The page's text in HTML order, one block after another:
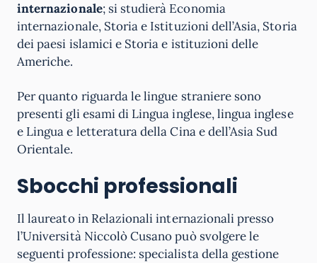
internazionale; si studierà Economia
internazionale, Storia e Istituzioni dell’Asia, Storia
dei paesi islamici e Storia e istituzioni delle
Americhe.
Per quanto riguarda le lingue straniere sono
presenti gli esami di Lingua inglese, lingua inglese
e Lingua e letteratura della Cina e dell’Asia Sud
Orientale.
Sbocchi professionali
Il laureato in Relazionali internazionali presso
l’Università Niccolò Cusano può svolgere le
seguenti professione: specialista della gestione